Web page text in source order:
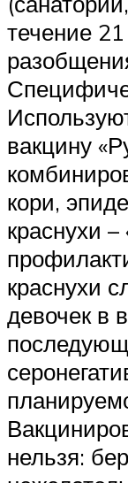
течение
вакцину
кори,
краснухи
краснухи
девочек в
нельзя: